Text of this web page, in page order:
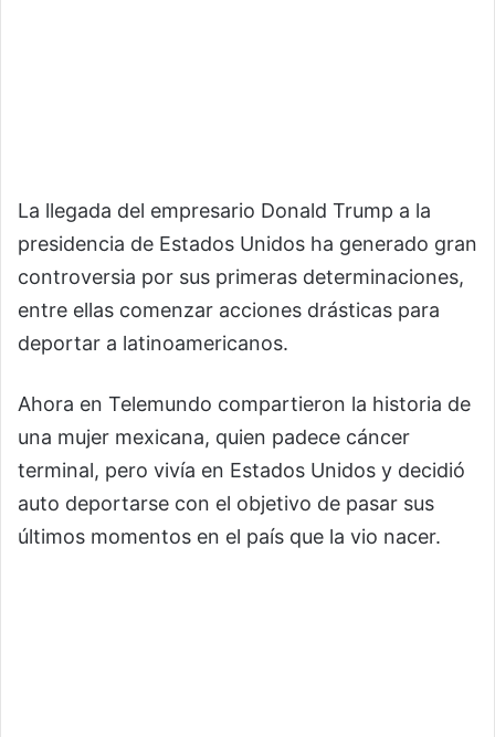
La llegada del empresario Donald Trump a la
presidencia de Estados Unidos ha generado gran
controversia por sus primeras determinaciones,
entre ellas comenzar acciones drásticas para
deportar a latinoamericanos.
Ahora en Telemundo compartieron la historia de
una mujer mexicana, quien padece cáncer
terminal, pero vivía en Estados Unidos y decidió
auto deportarse con el objetivo de pasar sus
últimos momentos en el país que la vio nacer.